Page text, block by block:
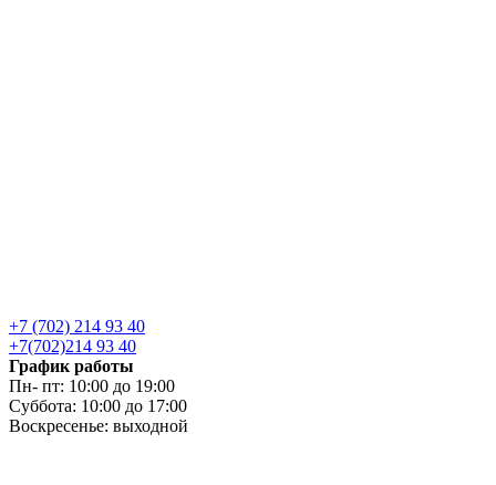
+7 (702) 214 93 40
+7(702)214 93 40
График работы
Пн- пт: 10:00 до 19:00
Суббота: 10:00 до 17:00
Воскресенье: выходной